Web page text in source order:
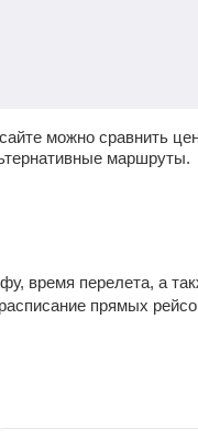
можно сравнить
маршруты.
время перелета, а
прямых